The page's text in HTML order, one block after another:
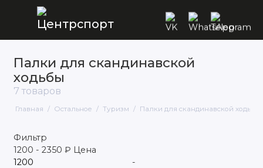
Палки для скандинавской
ходьбы
7 товаров
Главная Остальное Туризм Палки для скандинавской ходьбы
Фильтр
1200 - 2350 ₽ Цена
-
Батуты
Коньки ледовые
Массажное оборудование